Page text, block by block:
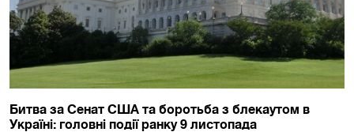
Битва за Сенат США та боротьба з блекаутом в
Україні: головні події ранку 9 листопада